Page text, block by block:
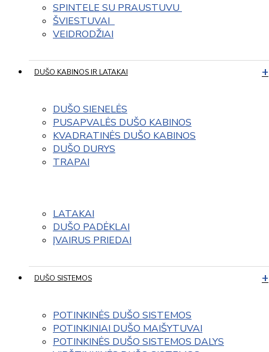
SPINTELE SU PRAUSTUVU
ŠVIESTUVAI
VEIDRODŽIAI
DUŠO KABINOS IR LATAKAI
DUŠO SIENELĖS
PUSAPVALĖS DUŠO KABINOS
KVADRATINĖS DUŠO KABINOS
DUŠO DURYS
TRAPAI
LATAKAI
DUŠO PADĖKLAI
ĮVAIRUS PRIEDAI
DUŠO SISTEMOS
POTINKINĖS DUŠO SISTEMOS
POTINKINIAI DUŠO MAIŠYTUVAI
POTINKINĖS DUŠO SISTEMOS DALYS